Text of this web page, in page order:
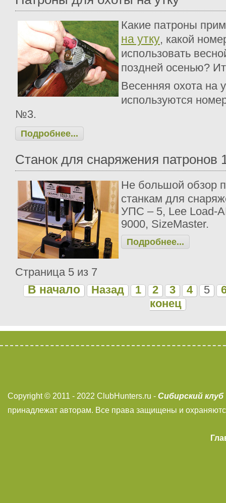
Какие патроны
на утку, какой
использовать
поздней осенью?
Весенняя охота на
используются
№3.
Подробнее...
Станок для снаряжения патронов
Не большой обзор
станкам для
УПС – 5, Lee Load-
9000, SizeMaster.
Подробнее...
Страница 5 из 7
В начало
Назад 1 2 3 4 5
конец
Copyright © 2011 - 2022 ClubHunters.ru - Сибирский
принадлежат авторам. Все права защищены и